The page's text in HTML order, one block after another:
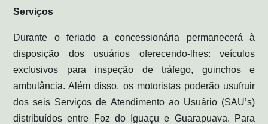
Serviços
Durante o feriado a concessionária permanecerá à
disposição dos usuários oferecendo-lhes: veículos
exclusivos para inspeção de tráfego, guinchos e
ambulância. Além disso, os motoristas poderão usufruir
dos seis Serviços de Atendimento ao Usuário (SAU’s)
distribuídos entre Foz do Iguaçu e Guarapuava.
Para